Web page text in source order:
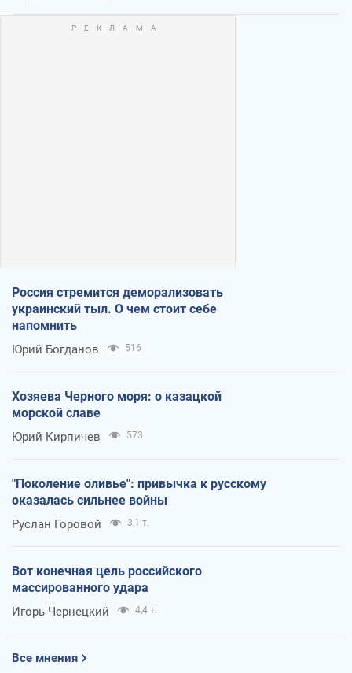
Россия стремится деморализовать
украинский тыл. О чем стоит себе
напомнить
Юрий Богданов 516
Хозяева Черного моря: о казацкой
морской славе
Юрий Кирпичев 573
"Поколение оливье": привычка к русскому
оказалась сильнее войны
Руслан Горовой 3,1 т.
Вот конечная цель российского
массированного удара
Игорь Чернецкий 4,4 т.
Все мнения